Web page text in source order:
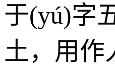
于(yú)字
土，用作